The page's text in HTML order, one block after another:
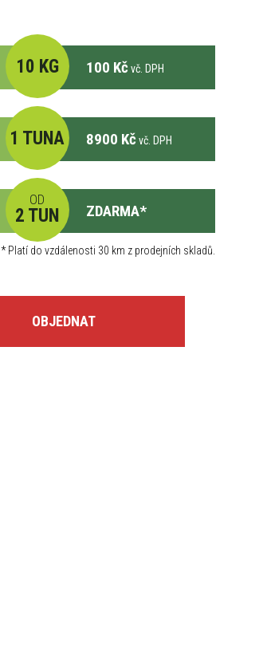
10 KG 100 Kč vč. DPH
1 TUNA 8900 Kč vč. DPH
OD
2 TUN ZDARMA*
*Platí do vzdálenosti 30 km z prodejních skladů.
OBJEDNAT